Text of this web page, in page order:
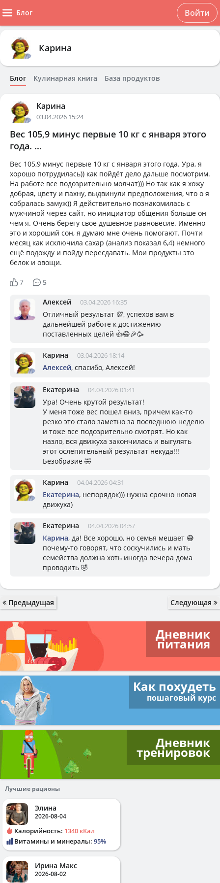
Блог Войти
Карина
Блог Кулинарная книга База продуктов
Карина
03.04.2026 15:24
Вес 105,9 минус первые 10 кг с января этого
года. ...
Вес 105,9 минус первые 10 кг с января этого года. Ура, я
хорошо потрудилась)) как пойдёт дело дальше посмотрим.
На работе все подозрительно молчат))) Но так как я хожу
добрая, цвету и пахну, выдвинули предположения, что о я
собралась замуж)) Я действительно познакомилась с
мужчиной через сайт, но инициатор общения больше он
чем я. Очень берегу своё душевное равновесие. Именно
это и хороший сон, я думаю мне очень помогают. Почти
месяц как исключила сахар (анализ показал 6,4) немного
ещё подожду и пойду пересдавать. Мои продукты это
белок и овощи.
7 5
Алексей 03.04.2026 16:35
Отличный результат 💯, успехов вам в
дальнейшей работе к достижению
поставленных целей 👍😄🎉🥳
Карина 03.04.2026 18:14
Алексей, спасибо, Алексей!
Екатерина 04.04.2026 01:41
Ура! Очень крутой результат!
У меня тоже вес пошел вниз, причем как-то
резко это стало заметно за последнюю неделю
и тоже все подозрительно смотрят. Но как
назло, вся движуха закончилась и выгулять
этот ослепительный результат некуда!!!
Безобразие 🤣
Карина 04.04.2026 04:31
Екатерина, непорядок))) нужна срочно новая
движуха)
Екатерина 04.04.2026 04:57
Карина, да! Все хорошо, но семья мешает 😅
почему-то говорят, что соскучились и мать
семейства должна хоть иногда вечера дома
проводить 🤣
Предыдущая Следующая
Дневник
питания
Как похудеть
пошаговый курс
Дневник
тренировок
Лучшие рационы
Элина
2026-08-04
Калорийность: 1340 кКал
Витамины и минералы: 95%
Ирина Макс
2026-08-02